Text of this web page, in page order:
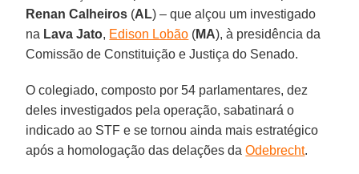
Renan Calheiros (AL) – que alçou um investigado
na Lava Jato, Edison Lobão (MA), à presidência da
Comissão de Constituição e Justiça do Senado.
O colegiado, composto por 54 parlamentares, dez
deles investigados pela operação, sabatinará o
indicado ao STF e se tornou ainda mais estratégico
após a homologação das delações daOdebrecht.